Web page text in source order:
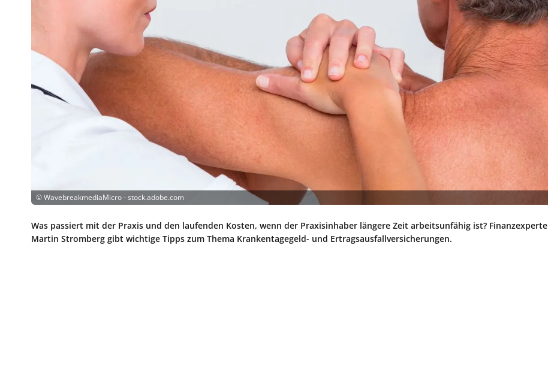
©WavebreakmediaMicro - stock.adobe.com
Was passiert mit der Praxis und den laufenden Kosten, wenn der Praxisinhaber längere Zeit arbeitsunfähig ist? Finanzexperte
Martin Stromberg gibt wichtige Tipps zum Thema Krankentagegeld- und Ertragsausfallversicherungen.